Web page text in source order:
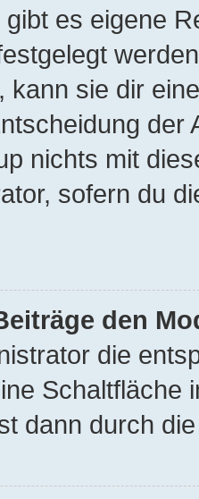
es eigene
sie dir
der
nichts mit
sofern du
den
die
Schaltfläche
dann durch